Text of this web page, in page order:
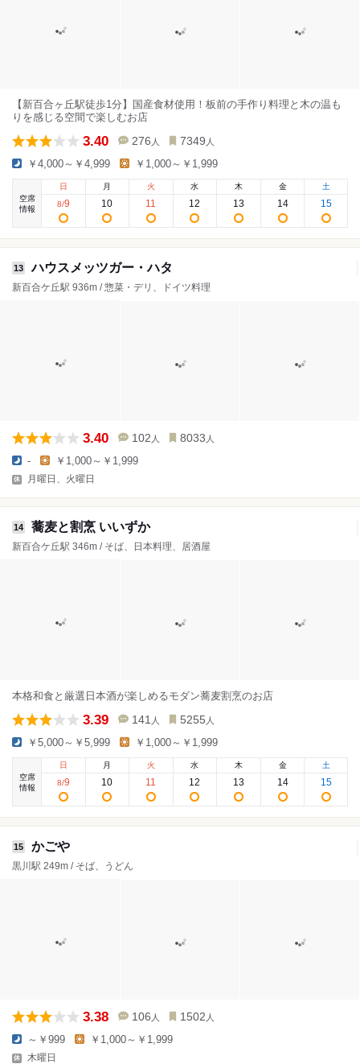
【新百合ヶ丘駅徒歩1分】国産食材使用！板前の手作り料理と木の温も
りを感じる空間で楽しむお店
3.40 276 人 7349 人
￥4,000～￥4,999 ￥1,000～￥1,999
空席
情報
日
8/9
月
10
火
11
水
12
木
13
金
14
土
15
13 ハウスメッツガー・ハタ
新百合ケ丘駅 936m / 惣菜・デリ、ドイツ料理
3.40 102 人 8033 人
- ￥1,000～￥1,999
月曜日、火曜日
14 蕎麦と割烹 いいずか
新百合ケ丘駅 346m / そば、日本料理、居酒屋
本格和食と厳選日本酒が楽しめるモダン蕎麦割烹のお店
3.39 141 人 5255 人
￥5,000～￥5,999 ￥1,000～￥1,999
空席
情報
日
8/9
月
10
火
11
水
12
木
13
金
14
土
15
15 かごや
黒川駅 249m / そば、うどん
3.38 106 人 1502 人
～￥999 ￥1,000～￥1,999
木曜日